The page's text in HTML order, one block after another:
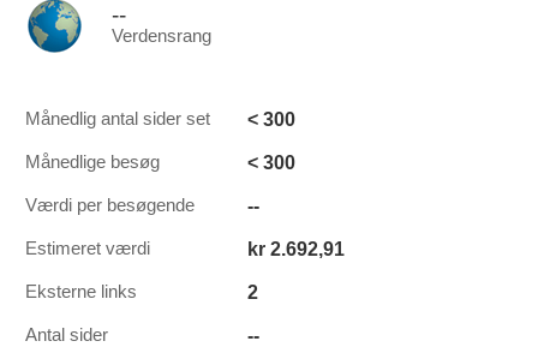
--
Verdensrang
Månedlig antal sider set < 300
Månedlige besøg < 300
Værdi per besøgende --
Estimeret værdi kr 2.692,91
Eksterne links 2
Antal sider --